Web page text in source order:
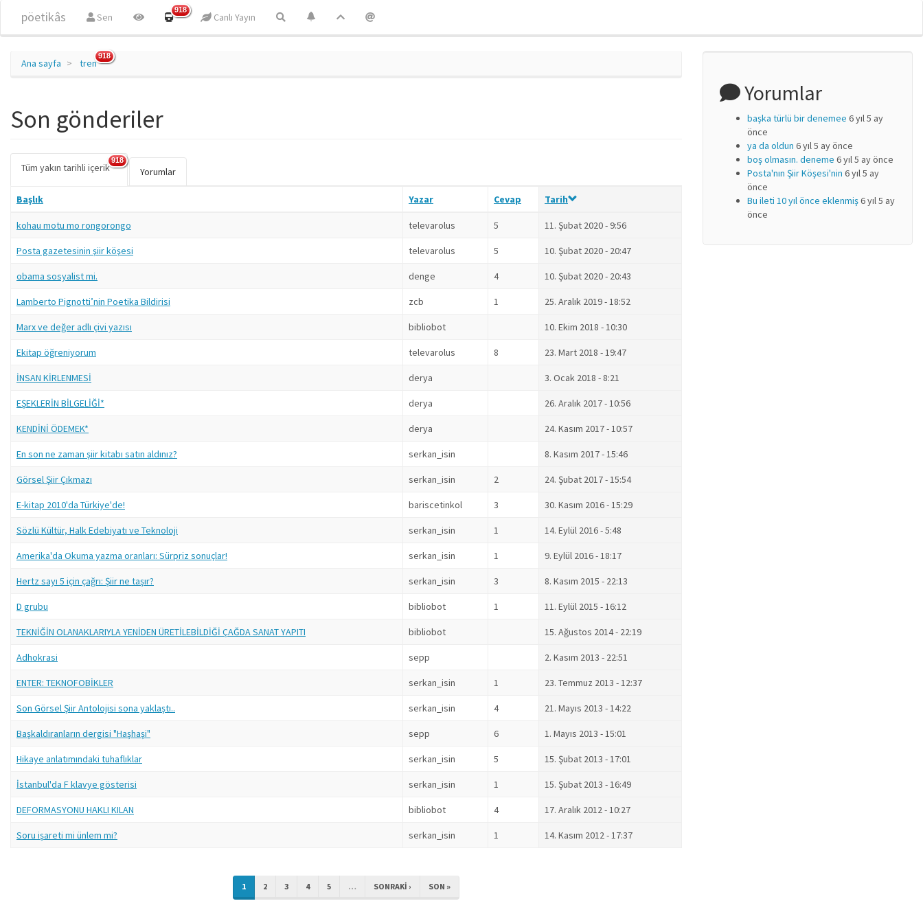
pöetikâs Sen
918
Canlı Yayın
Ana sayfa tren
918
Son gönderiler
Birincil sekmeler
Tüm yakın tarihli içerik(etkin
918
Yorumlar
Başlık Yazar Cevap Tarih
kohau motu mo rongorongo televarolus 5 11. Şubat 2020 - 9:56
Posta gazetesinin şiir köşesi televarolus 5 10. Şubat 2020 - 20:47
obama sosyalist mi. denge 4 10. Şubat 2020 - 20:43
Lamberto Pignotti’nin Poetika Bildirisi zcb 1 25. Aralık 2019 - 18:52
Marx ve değer adlı çivi yazısı bibliobot 10. Ekim 2018 - 10:30
Ekitap öğreniyorum televarolus 8 23. Mart 2018 - 19:47
İNSAN KİRLENMESİ derya 3. Ocak 2018 - 8:21
EŞEKLERİN BİLGELİĞİ* derya 26. Aralık 2017 - 10:56
KENDİNİ ÖDEMEK* derya 24. Kasım 2017 - 10:57
En son ne zaman şiir kitabı satın aldınız? serkan_isin 8. Kasım 2017 - 15:46
Görsel Şiir Çıkmazı serkan_isin 2 24. Şubat 2017 - 15:54
E-kitap 2010'da Türkiye'de! bariscetinkol 3 30. Kasım 2016 - 15:29
Sözlü Kültür, Halk Edebiyatı ve Teknoloji serkan_isin 1 14. Eylül 2016 - 5:48
Amerika'da Okuma yazma oranları: Sürpriz sonuçlar! serkan_isin 1 9. Eylül 2016 - 18:17
Hertz sayı 5 için çağrı: Şiir ne taşır? serkan_isin 3 8. Kasım 2015 - 22:13
D grubu bibliobot 1 11. Eylül 2015 - 16:12
TEKNİĞİN OLANAKLARIYLA YENİDEN ÜRETİLEBİLDİĞİ ÇAĞDA SANAT YAPITI bibliobot 15. Ağustos 2014 - 22:19
Adhokrasi sepp 2. Kasım 2013 - 22:51
ENTER: TEKNOFOBİKLER serkan_isin 1 23. Temmuz 2013 - 12:37
Son Görsel Şiir Antolojisi sona yaklaştı.. serkan_isin 4 21. Mayıs 2013 - 14:22
Başkaldıranların dergisi "Haşhaşi" sepp 6 1. Mayıs 2013 - 15:01
Hikaye anlatımındaki tuhaflıklar serkan_isin 5 15. Şubat 2013 - 17:01
İstanbul'da F klavye gösterisi serkan_isin 1 15. Şubat 2013 - 16:49
DEFORMASYONU HAKLI KILAN bibliobot 4 17. Aralık 2012 - 10:27
Soru işareti mi ünlem mi? serkan_isin 1 14. Kasım 2012 - 17:37
1 2 3 4 5 … SONRAKI › SON »
Yorumlar
başka türlü bir denemee 6 yıl 5 ay
önce
ya da oldun 6 yıl 5 ay önce
boş olmasın. deneme 6 yıl 5 ay önce
Posta'nın Şiir Köşesi'nin 6 yıl 5 ay
önce
Bu ileti 10 yıl önce eklenmiş6 yıl 5 ay
önce